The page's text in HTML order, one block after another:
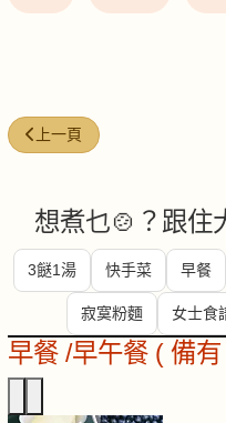
上一篇文章: 黨參 (radix-
上一頁
想煮乜🍲？跟住
3餸1湯 快手菜 早餐
寂寞粉麵 女士食
早餐 /早午餐 ( 備